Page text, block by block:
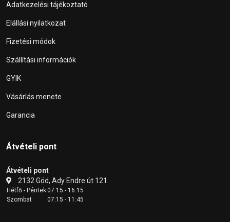
Adatkezelési tájékoztató
Elállási nyilatkozat
Fizetési módok
Szállítási információk
GYIK
Vásárlás menete
Garancia
Átvételi pont
Átvételi pont
2132 Göd, Ady Endre út 121.
Hétfő - Péntek07:15 - 16:15
Szombat
07:15 - 11:45